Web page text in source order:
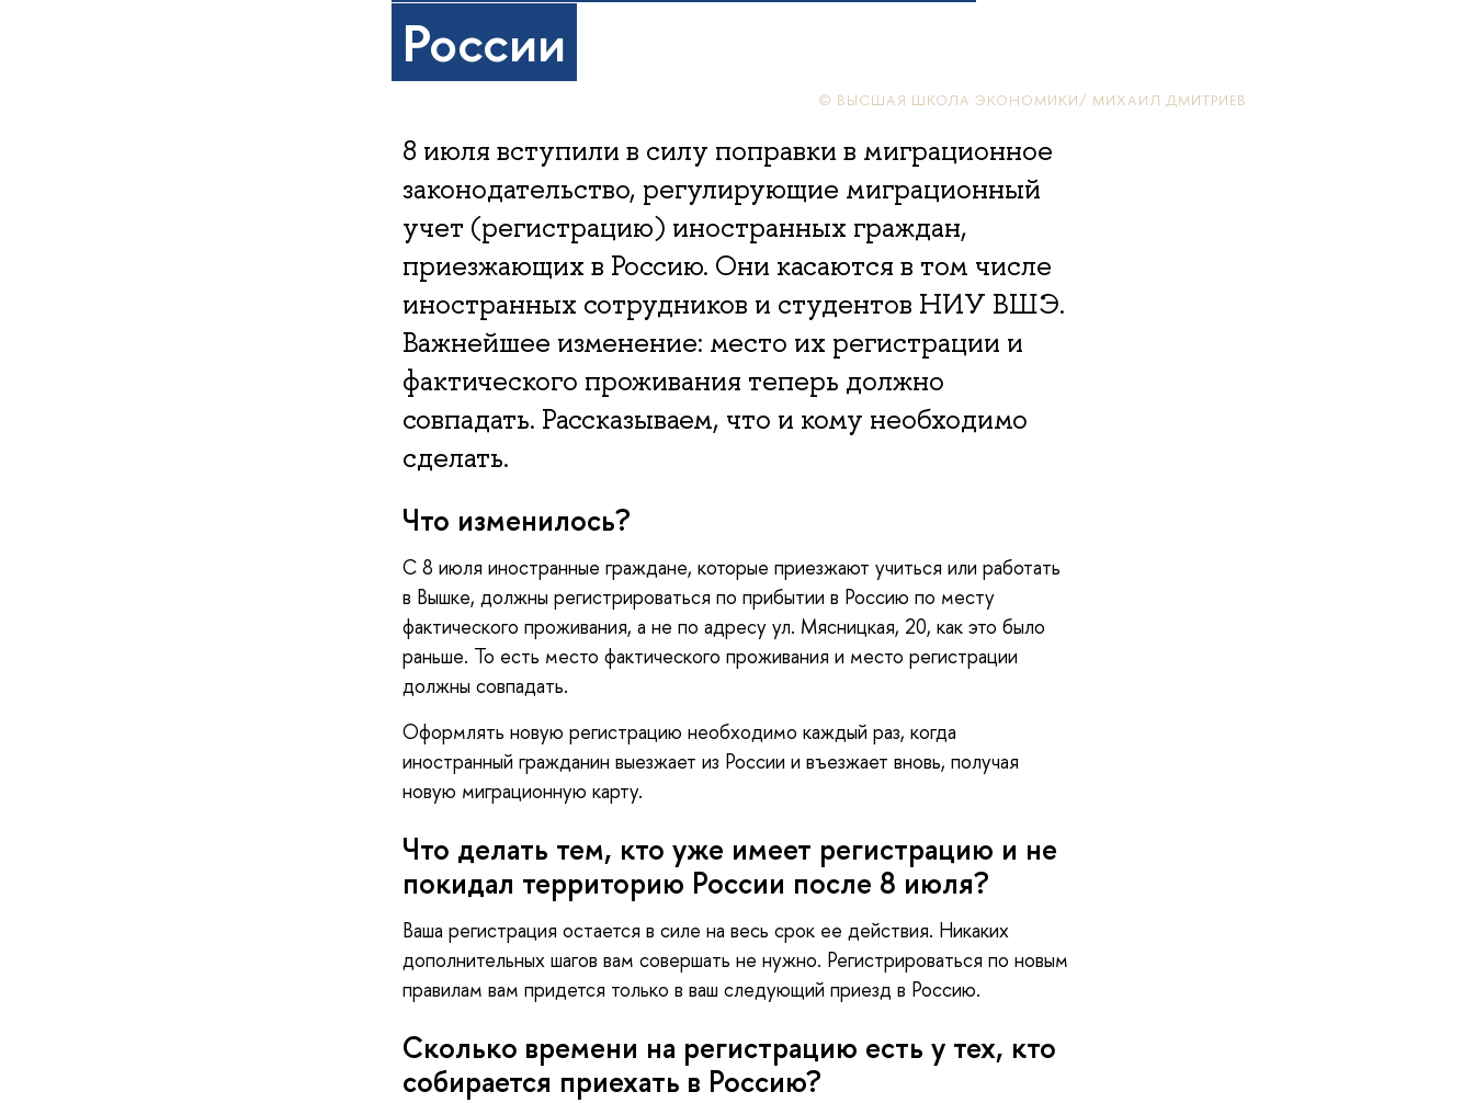
России
© ВЫСШАЯ ШКОЛА ЭКОНОМИКИ/ МИХАИЛ ДМИТРИЕВ
8 июля вступили в силу поправки в миграционное
законодательство, регулирующие миграционный
учет (регистрацию) иностранных граждан,
приезжающих в Россию. Они касаются в том числе
иностранных сотрудников и студентов НИУ ВШЭ.
Важнейшее изменение: место их регистрации и
фактического проживания теперь должно
совпадать. Рассказываем, что и кому необходимо
сделать.
Что изменилось?
С 8 июля иностранные граждане, которые приезжают учиться или работать
в Вышке, должны регистрироваться по прибытии в Россию по месту
фактического проживания, а не по адресу ул. Мясницкая, 20, как это было
раньше. То есть место фактического проживания и место регистрации
должны совпадать.
Оформлять новую регистрацию необходимо каждый раз, когда
иностранный гражданин выезжает из России и въезжает вновь, получая
новую миграционную карту.
Что делать тем, кто уже имеет регистрацию и не
покидал территорию России после 8 июля?
Ваша регистрация остается в силе на весь срок ее действия. Никаких
дополнительных шагов вам совершать не нужно. Регистрироваться по новым
правилам вам придется только в ваш следующий приезд в Россию.
Сколько времени на регистрацию есть у тех, кто
собирается приехать в Россию?